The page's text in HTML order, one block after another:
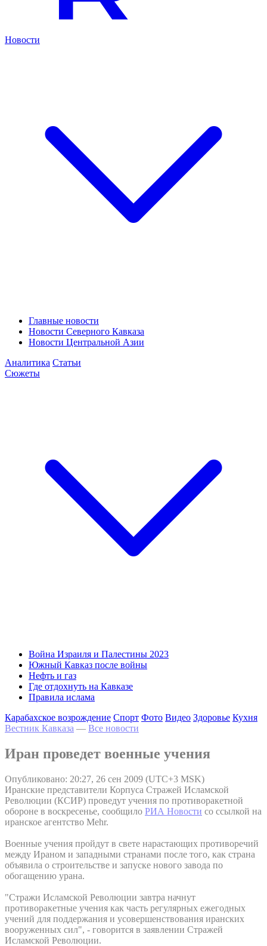
Новости
Главные новости
Новости Северного Кавказа
Новости Центральной Азии
Аналитика Статьи
Сюжеты
Война Израиля и Палестины 2023
Южный Кавказ после войны
Нефть и газ
Где отдохнуть на Кавказе
Правила ислама
Карабахское возрождение Спорт Фото Видео Здоровье Кухня
Вестник Кавказа — Все новости
Иран проведет военные учения
Опубликовано: 20:27, 26 сен 2009 (UTC+3 MSK)
Иранские представители Корпуса Стражей Исламской
Революции (КСИР) проведут учения по противоракетной
обороне в воскресенье, сообщило РИА Новости со ссылкой на
иранское агентство Mehr.
Военные учения пройдут в свете нарастающих противоречий
между Ираном и западными странами после того, как страна
объявила о строительстве и запуске нового завода по
обогащению урана.
"Стражи Исламской Революции завтра начнут
противоракетные учения как часть регулярных ежегодных
учений для поддержания и усовершенствования иранских
вооруженных сил", - говорится в заявлении Стражей
Исламской Революции.